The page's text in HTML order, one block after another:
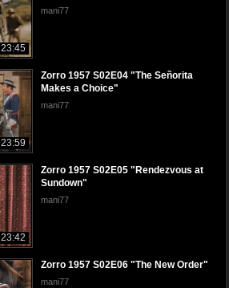
23:45
mani77
23:59
Zorro 1957 S02E04 "The Señorita
Makes a Choice"
mani77
23:42
Zorro 1957 S02E05 "Rendezvous at
Sundown"
mani77
Zorro 1957 S02E06 "The New Order"
mani77